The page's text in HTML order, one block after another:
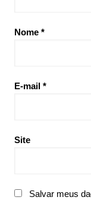
Nome *
E-mail *
Site
Salvar meus